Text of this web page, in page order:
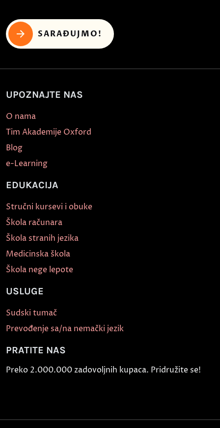
SARAĐUJMO!
UPOZNAJTE NAS
O nama
Tim Akademije Oxford
Blog
e-Learning
EDUKACIJA
Stručni kursevi i obuke
Škola računara
Škola stranih jezika
Medicinska škola
Škola nege lepote
USLUGE
Sudski tumač
Prevođenje sa/na nemački jezik
PRATITE NAS
Preko 2.000.000 zadovoljnih kupaca. Pridružite se!